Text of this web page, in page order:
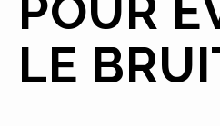
LE